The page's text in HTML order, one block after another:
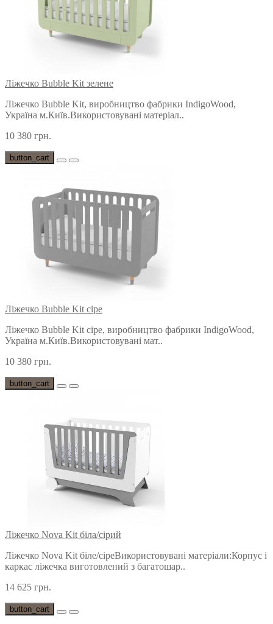
Ліжечко Bubble Kit зелене
Ліжечко Bubble Kit, виробництво фабрики IndigoWood,
Україна м.Київ.Використовувані матеріал..
10 380 грн.
button_cart
Ліжечко Bubble Kit сіре
Ліжечко Bubble Kit сіре, виробництво фабрики IndigoWood,
Україна м.Київ.Використовувані мат..
10 380 грн.
button_cart
Ліжечко Nova Kit біла/сірий
Ліжечко Nova Kit біле/сіреВикористовувані матеріали:Корпус і
каркас ліжечка виготовлений з багатошар..
14 625 грн.
button_cart